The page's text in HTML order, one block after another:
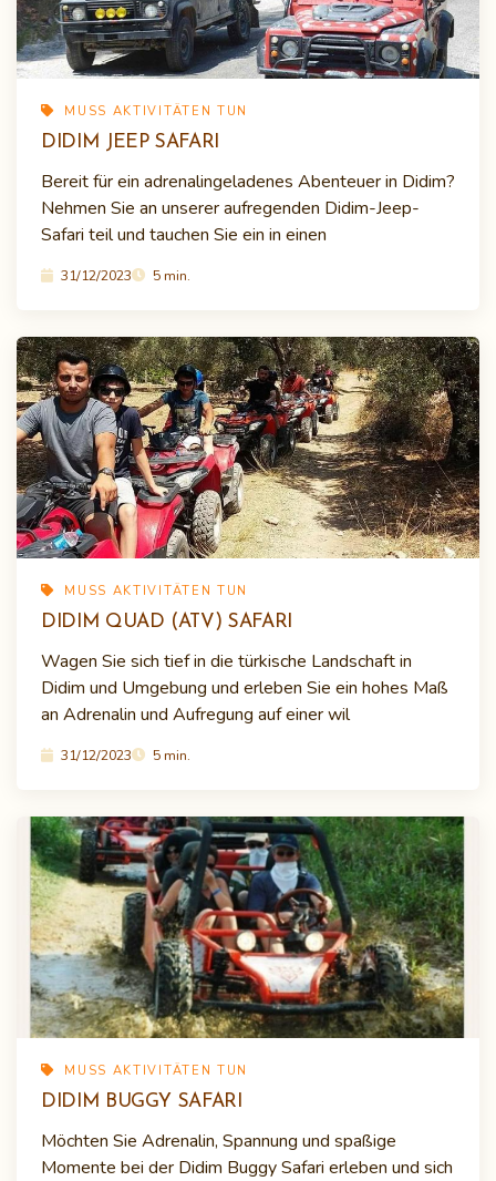
MUSS AKTIVITÄTEN TUN
DIDIM JEEP SAFARI
Bereit für ein adrenalingeladenes Abenteuer in Didim?
Nehmen Sie an unserer aufregenden Didim-Jeep-
Safari teil und tauchen Sie ein in einen
31/12/2023 5 min.
MUSS AKTIVITÄTEN TUN
DIDIM QUAD (ATV) SAFARI
Wagen Sie sich tief in die türkische Landschaft in
Didim und Umgebung und erleben Sie ein hohes Maß
an Adrenalin und Aufregung auf einer wil
31/12/2023 5 min.
MUSS AKTIVITÄTEN TUN
DIDIM BUGGY SAFARI
Möchten Sie Adrenalin, Spannung und spaßige
Momente bei der Didim Buggy Safari erleben und sich